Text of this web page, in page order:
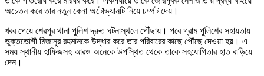
অচেতন করে তার নতুন কেনা অটোভ্যানটি নিয়ে চম্পট দেয়।
খবর পেয়ে শেরপুর থানা পুলিশ দ্রুত ঘটনাস্থলে পৌঁছায়। পরে গ্রাম পুলিশের সহায়তায়
ভুক্তভোগী মিজানুর রহমানকে উদ্ধার করে তার পরিবারের কাছে পৌঁছে দেওয়া হয়। এ
সময় স্থানীয় হাফিজসহ আরও অনেকে উপস্থিত থেকে তাকে সহযোগিতার হাত বাড়িয়ে
দেন।